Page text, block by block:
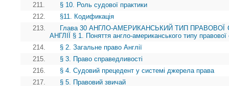
211.
§ 10. Роль судової практики
212.
§11. Кодификація
213.
Глава 30 АНГЛО-АМЕРИКАНСЬКИЙ ТИП
АНГЛІЇ § 1. Поняття англо-американського типу
214.
§ 2. Загальне право Англії
215.
§ 3. Право справедливості
216.
§ 4. Судовий прецедент у системі джерела права
217.
§ 5. Правовий звичай